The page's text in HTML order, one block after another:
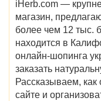
iHerb.com —
магазин,
более чем 12 тыс.
находится в
онлайн-шопинга
заказать
Рассказываем,
сайте и